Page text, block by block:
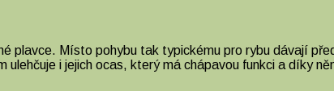
plavce. Místo pohybu tak typickému pro rybu dávají
i jejich ocas, který má chápavou funkci a díky